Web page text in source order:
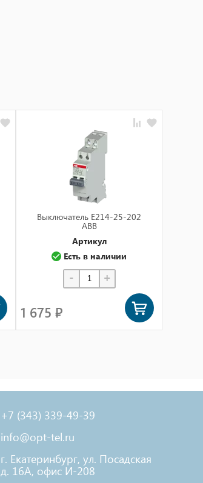
Выключатель E214-25-202
ABB
Артикул
Есть в наличии
- +
1 675 ₽
+7 (343) 339-49-39
info@opt-tel.ru
г. Екатеринбург, ул. Посадская
д. 16А, офис И-208